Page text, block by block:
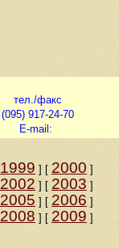
тел./факс
(095) 917-24-70
E-mail:
1999 ] [ 2000 ]
2002 ] [ 2003 ]
2005 ] [ 2006 ]
2008 ] [ 2009 ]